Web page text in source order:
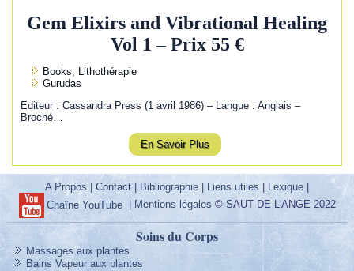
Gem Elixirs and Vibrational Healing
Vol 1 – Prix 55 €
Books, Lithothérapie
Gurudas
Editeur : Cassandra Press (1 avril 1986) – Langue : Anglais –
Broché…
En Savoir Plus
A Propos |Contact | Bibliographie | Liens utiles| Lexique |
Chaîne YouTube| Mentions légales © SAUT DE L'ANGE 2022
Soins du Corps
Massages aux plantes
Bains Vapeur aux plantes